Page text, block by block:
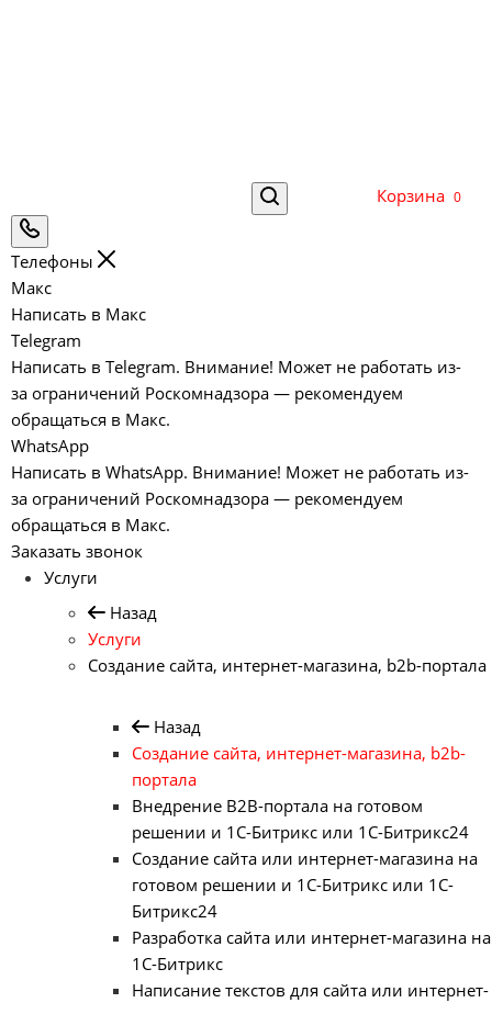
Корзина 0
Телефоны
Макс
Написать в Макс
Telegram
Написать в Telegram. Внимание! Может не работать из-
за ограничений Роскомнадзора — рекомендуем
обращаться в Макс.
WhatsApp
Написать в WhatsApp. Внимание! Может не работать из-
за ограничений Роскомнадзора — рекомендуем
обращаться в Макс.
Заказать звонок
Услуги
Назад
Услуги
Создание сайта, интернет-магазина, b2b-портала
Назад
Создание сайта, интернет-магазина, b2b-
портала
Внедрение B2B-портала на готовом
решении и 1С-Битрикс или 1С-Битрикс24
Создание сайта или интернет-магазина на
готовом решении и 1С-Битрикс или 1С-
Битрикс24
Разработка сайта или интернет-магазина на
1С-Битрикс
Написание текстов для сайта или интернет-